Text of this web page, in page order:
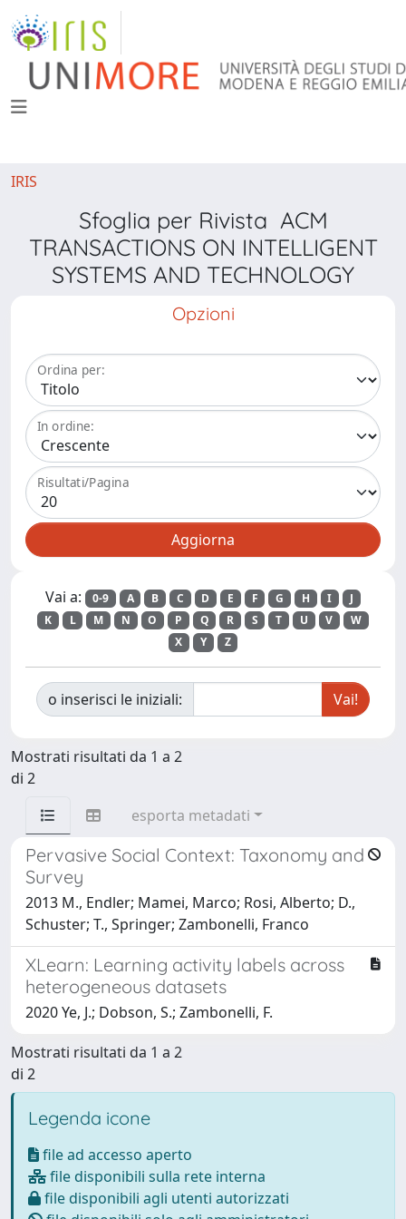
IRIS
Sfoglia per Rivista ACM
TRANSACTIONS ON INTELLIGENT
SYSTEMS AND TECHNOLOGY
Opzioni
Ordina per:
In ordine:
Risultati/Pagina
Vai a: 0-9 A B C D E F G H I
J
K
L M N O P Q R S T U V
W
X
Y Z
o inserisci le iniziali:
Mostrati risultati da 1 a 2
di 2
esporta metadati
Pervasive Social Context: Taxonomy and
Survey
2013 M., Endler; Mamei, Marco; Rosi, Alberto; D.,
Schuster; T., Springer; Zambonelli, Franco
XLearn: Learning activity labels across
heterogeneous datasets
2020 Ye, J.; Dobson, S.; Zambonelli, F.
Mostrati risultati da 1 a 2
di 2
Legenda icone
file ad accesso aperto
file disponibili sulla rete interna
file disponibili agli utenti autorizzati